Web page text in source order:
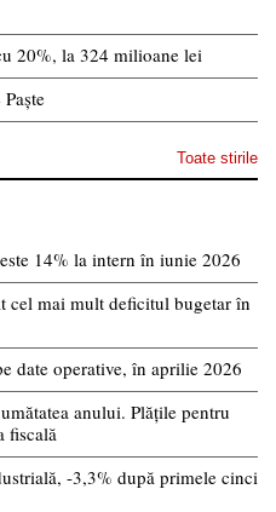
20%, la 324 milioane lei
Toate stirile
14% la intern în iunie 2026
cel mai mult deficitul bugetar în
date operative, în aprilie 2026
anului. Plățile pentru
fiscală
-3,3% după primele cinci